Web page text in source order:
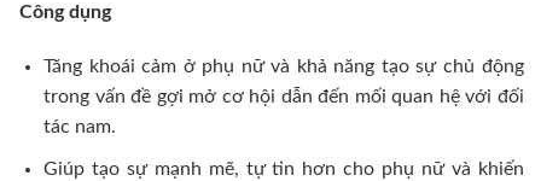
Công dụng
Tăng khoái cảm ở phụ nữ và khả năng tạo sự chủ động
trong vấn đề gợi mở cơ hội dẫn đến mối quan hệ với đối
tác nam.
Giúp tạo sự mạnh mẽ, tự tin hơn cho phụ nữ và khiến